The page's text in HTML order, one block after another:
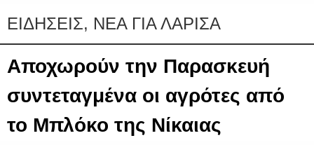
ΕΙΔΗΣΕΙΣ, ΝΕΑ ΓΙΑ ΛΑΡΙΣΑ
Αποχωρούν την Παρασκευή
συντεταγμένα οι αγρότες από
το Μπλόκο της Νίκαιας